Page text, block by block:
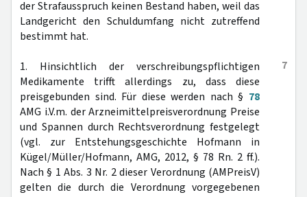
der Strafausspruch keinen Bestand haben, weil das
Landgericht den Schuldumfang nicht zutreffend
bestimmt hat.
7
1. Hinsichtlich der verschreibungspflichtigen
Medikamente trifft allerdings zu, dass diese
preisgebunden sind. Für diese werden nach § 78
AMG i.V.m. der Arzneimittelpreisverordnung Preise
und Spannen durch Rechtsverordnung festgelegt
(vgl. zur Entstehungsgeschichte Hofmann in
Kügel/Müller/Hofmann, AMG, 2012, § 78 Rn. 2 ff.).
Nach § 1 Abs. 3 Nr. 2 dieser Verordnung (AMPreisV)
gelten die durch die Verordnung vorgegebenen